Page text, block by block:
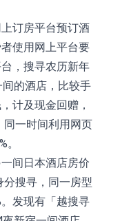
涨+231.25%，
涨+133.33%
升，中钨高新
板以上表现板块
涨
榜前十，天瑞汽
18.00%，德信服
16.33%
数千万融资
机构债券将于
重开进行投标
订房平台预订酒
使用网上平台要
，搜寻农历新年
的酒店，比较手
计及现金回赠，
一时间利用网页
间日本酒店房价
搜寻，同一房型
发现有「越搜寻